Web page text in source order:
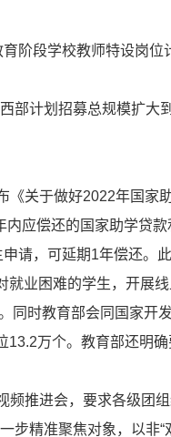
阶段学校教师特设岗
部计划招募总规模扩大
关于做好2022年国家
应偿还的国家助学贷
请，可延期1年偿还。
就业困难的学生，开展
同时教育部会同国家开
13.2万个。教育部还明
推进会，要求各级团
精准聚焦对象，以非“